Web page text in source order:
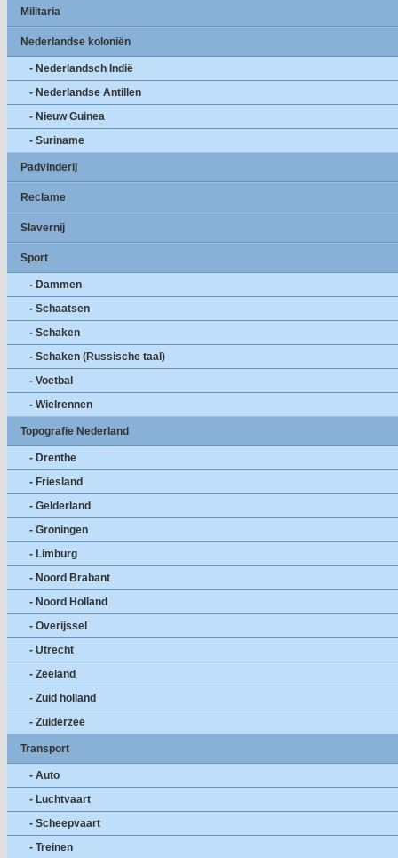
Militaria
Nederlandse koloniën
- Nederlandsch Indië
- Nederlandse Antillen
- Nieuw Guinea
- Suriname
Padvinderij
Reclame
Slavernij
Sport
- Dammen
- Schaatsen
- Schaken
- Schaken (Russische taal)
- Voetbal
- Wielrennen
Topografie Nederland
- Drenthe
- Friesland
- Gelderland
- Groningen
- Limburg
- Noord Brabant
- Noord Holland
- Overijssel
- Utrecht
- Zeeland
- Zuid holland
- Zuiderzee
Transport
- Auto
- Luchtvaart
- Scheepvaart
- Treinen